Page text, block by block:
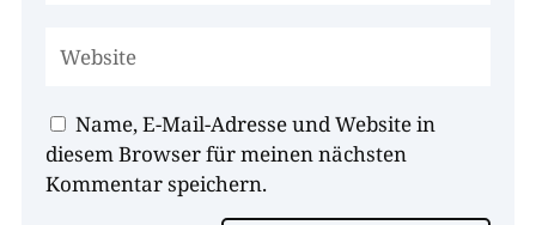
Name, E-Mail-Adresse und Website in
diesem Browser für meinen nächsten
Kommentar speichern.